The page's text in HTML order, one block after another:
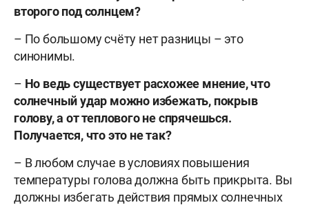
второго под солнцем?
– По большому счёту нет разницы – это
синонимы.
– Но ведь существует расхожее мнение, что
солнечный удар можно избежать, покрыв
голову, а от теплового не спрячешься.
Получается, что это не так?
– В любом случае в условиях повышения
температуры голова должна быть прикрыта. Вы
должны избегать действия прямых солнечных